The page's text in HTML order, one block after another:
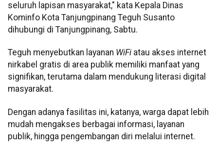
seluruh lapisan masyarakat," kata Kepala Dinas
Kominfo Kota Tanjungpinang Teguh Susanto
dihubungi di Tanjungpinang, Sabtu.
Teguh menyebutkan layanan WiFi atau akses internet
nirkabel gratis di area publik memiliki manfaat yang
signifikan, terutama dalam mendukung literasi digital
masyarakat.
Dengan adanya fasilitas ini, katanya, warga dapat lebih
mudah mengakses berbagai informasi, layanan
publik, hingga pengembangan diri melalui internet.